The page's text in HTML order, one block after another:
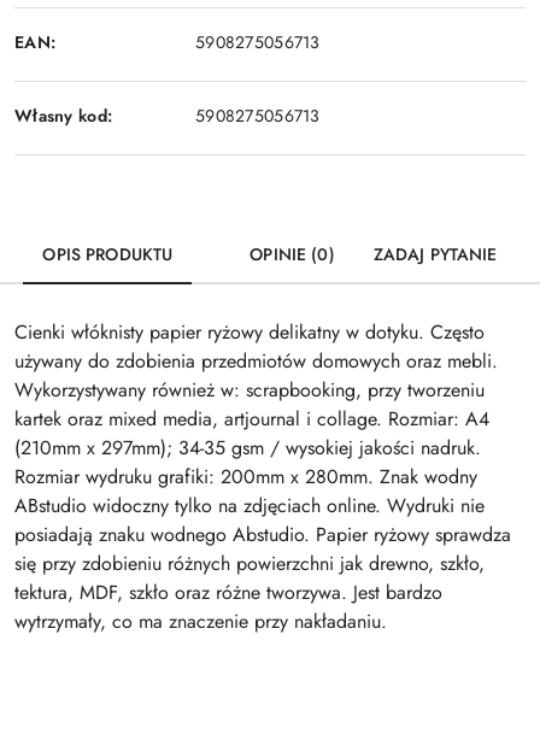
EAN: 5908275056713
Własny kod: 5908275056713
OPIS PRODUKTU OPINIE (0) ZADAJ PYTANIE
Cienki włóknisty papier ryżowy delikatny w dotyku. Często
używany do zdobienia przedmiotów domowych oraz mebli.
Wykorzystywany również w: scrapbooking, przy tworzeniu
kartek oraz mixed media, artjournal i collage. Rozmiar: A4
(210mm x 297mm); 34-35 gsm / wysokiej jakości nadruk.
Rozmiar wydruku grafiki: 200mm x 280mm. Znak wodny
ABstudio widoczny tylko na zdjęciach online. Wydruki nie
posiadają znaku wodnego Abstudio. Papier ryżowy sprawdza
się przy zdobieniu różnych powierzchni jak drewno, szkło,
tektura, MDF, szkło oraz różne tworzywa. Jest bardzo
wytrzymały, co ma znaczenie przy nakładaniu.